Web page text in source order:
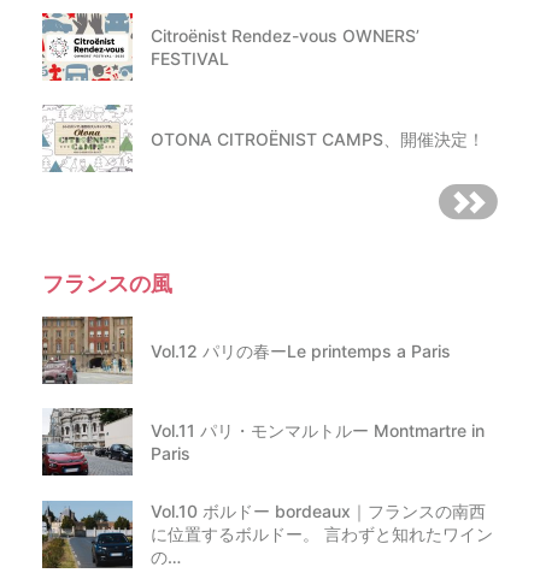
Citroënist Rendez-vous OWNERS’
FESTIVAL
OTONA CITROËNIST CAMPS、開催決定！
フランスの風
Vol.12 パリの春ーLe printemps a Paris
Vol.11 パリ・モンマルトルー Montmartre in
Paris
Vol.10 ボルドー bordeaux｜フランスの南西
に位置するボルドー。 言わずと知れたワイン
の…